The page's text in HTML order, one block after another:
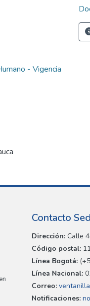
- Vigencia
Contacto
Dirección: Calle
Código postal:
Línea Bogotá:
Línea Nacional:
Correo:
Notificaciones: